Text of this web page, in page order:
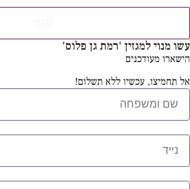
עשו מנוי למגזין 'רמת גן פלוס'
הישארו מעודכנים
אל תחמיצו, עכשיו ללא תשלום!